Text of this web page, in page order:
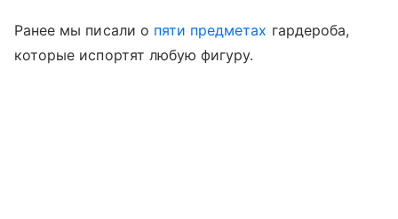
Ранее мы писали о пяти предметах гардероба,
которые испортят любую фигуру.